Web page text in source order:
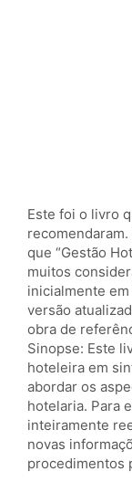
Este foi o livro
que “Gestão
muitos
inicialmente
versão
obra de
Sinopse: Este
hoteleira em
abordar os
hotelaria. Para
inteiramente
novas
procedimentos